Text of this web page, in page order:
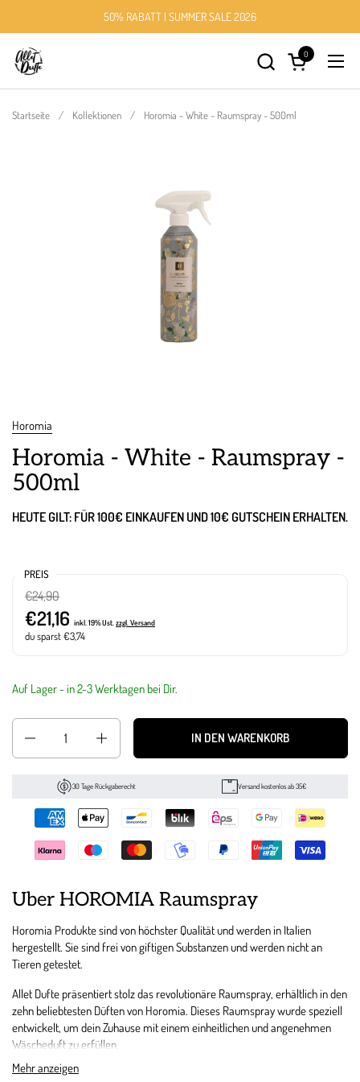
50% RABATT | SUMMER SALE 2026
Warenkorb
0
Startseite / Kollektionen / Horomia - White - Raumspray - 500ml
Horomia
Horomia - White - Raumspray -
500ml
HEUTE GILT: FÜR 100€ EINKAUFEN UND 10€ GUTSCHEIN ERHALTEN.
PREIS
€21,16 inkl. 19% Ust. zzgl. Versand
€24,90
du sparst €3,74
Auf Lager - in 2-3 Werktagen bei Dir.
IN DEN WARENKORB
30 Tage Rückgaberecht Versand kostenlos ab 35€
Mehr anzeigen
Über HOROMIA Raumspray
Horomia Produkte sind von höchster Qualität und werden in Italien
hergestellt. Sie sind frei von giftigen Substanzen und werden nicht an
Tieren getestet.
Allet Dufte präsentiert stolz das revolutionäre Raumspray, erhältlich in den
zehn beliebtesten Düften von Horomia. Dieses Raumspray wurde speziell
entwickelt, um dein Zuhause mit einem einheitlichen und angenehmen
Wäscheduft zu erfüllen.